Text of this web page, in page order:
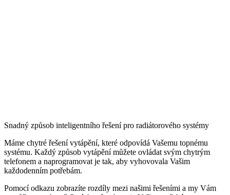
Snadný způsob inteligentního řešení pro radiátorového systémy
Máme chytré řešení vytápění, které odpovídá Vašemu topnému
systému. Každý způsob vytápění můžete ovládat svým chytrým
telefonem a naprogramovat je tak, aby vyhovovala Vašim
každodenním potřebám.
Pomocí odkazu zobrazíte rozdíly mezi našimi řešeními a my Vám